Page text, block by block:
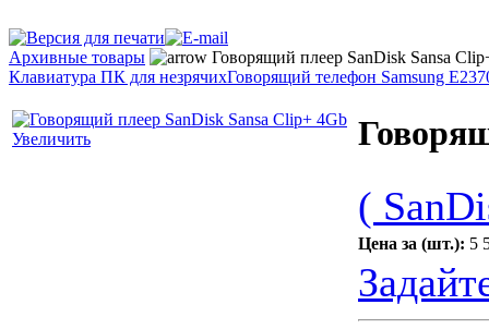
Архивные товары
Говорящий плеер SanDisk Sansa
Клавиатура ПК для незрячихГоворящий телефон Samsung
Увеличить
(
Цена за (шт.): 5